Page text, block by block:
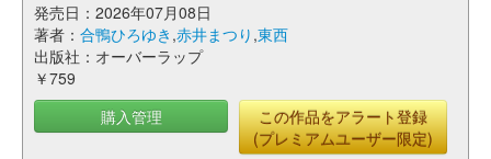
発売日：2026年07月08日
著者： 合鴨ひろゆき ,赤井まつり ,東西
出版社：オーバーラップ
￥759
購入管理
この作品をアラート登録
(プレミアムユーザー限定)